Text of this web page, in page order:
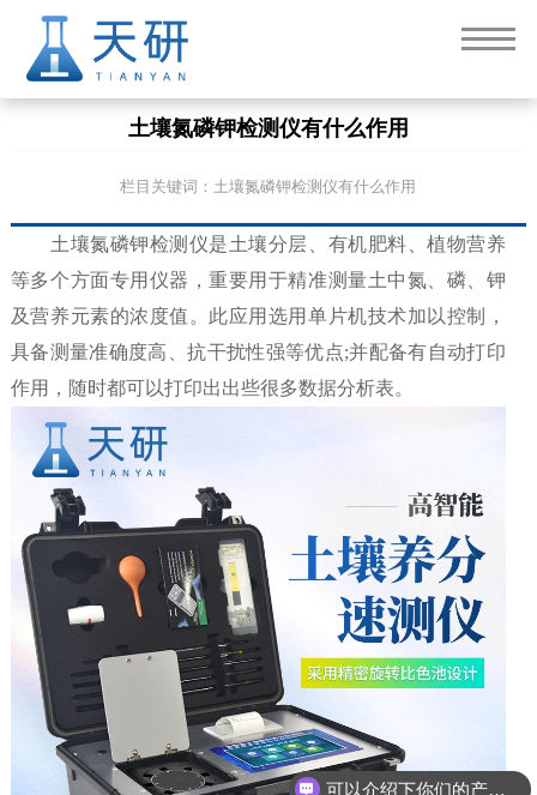
土壤氮磷钾检测仪有什么作用
栏目关键词：土壤氮磷钾检测仪有什么作用
土壤氮磷钾检测仪是土壤分层、有机肥料、植物营养
等多个方面专用仪器，重要用于精准测量土中氮、磷、钾
及营养元素的浓度值。此应用选用单片机技术加以控制，
具备测量准确度高、抗干扰性强等优点;并配备有自动打印
作用，随时都可以打印出出些很多数据分析表。
可以介绍下你们的产品么